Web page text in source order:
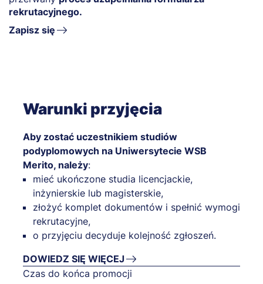
rekrutacyjnego.
Zapisz się
Warunki przyjęcia
Aby zostać uczestnikiem studiów
podyplomowych na Uniwersytecie WSB
Merito, należy:
mieć ukończone studia licencjackie,
inżynierskie lub magisterskie,
złożyć komplet dokumentów i spełnić wymogi
rekrutacyjne,
o przyjęciu decyduje kolejność zgłoszeń.
DOWIEDZ SIĘ WIĘCEJ
Czas do końca promocji